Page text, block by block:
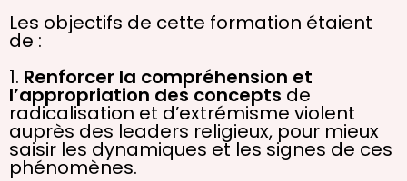
Les objectifs de cette formation étaient
de :
1. Renforcer la compréhension et
l’appropriation des concepts de
radicalisation et d’extrémisme violent
auprès des leaders religieux, pour mieux
saisir les dynamiques et les signes de ces
phénomènes.